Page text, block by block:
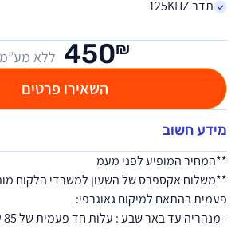
תדר 125KHZ
₪
450 ללא מע”מ
השאירו פרטים
מידע חשוב
**המחיר המופיע לפני מעמ
**משלוח אקספרס של השעון למשרדי הלקוח
פעמית בהתאם למיקום גאוגרפי:
- מנהריה עד באר שבע : עלות חד פעמית של 85 ₪